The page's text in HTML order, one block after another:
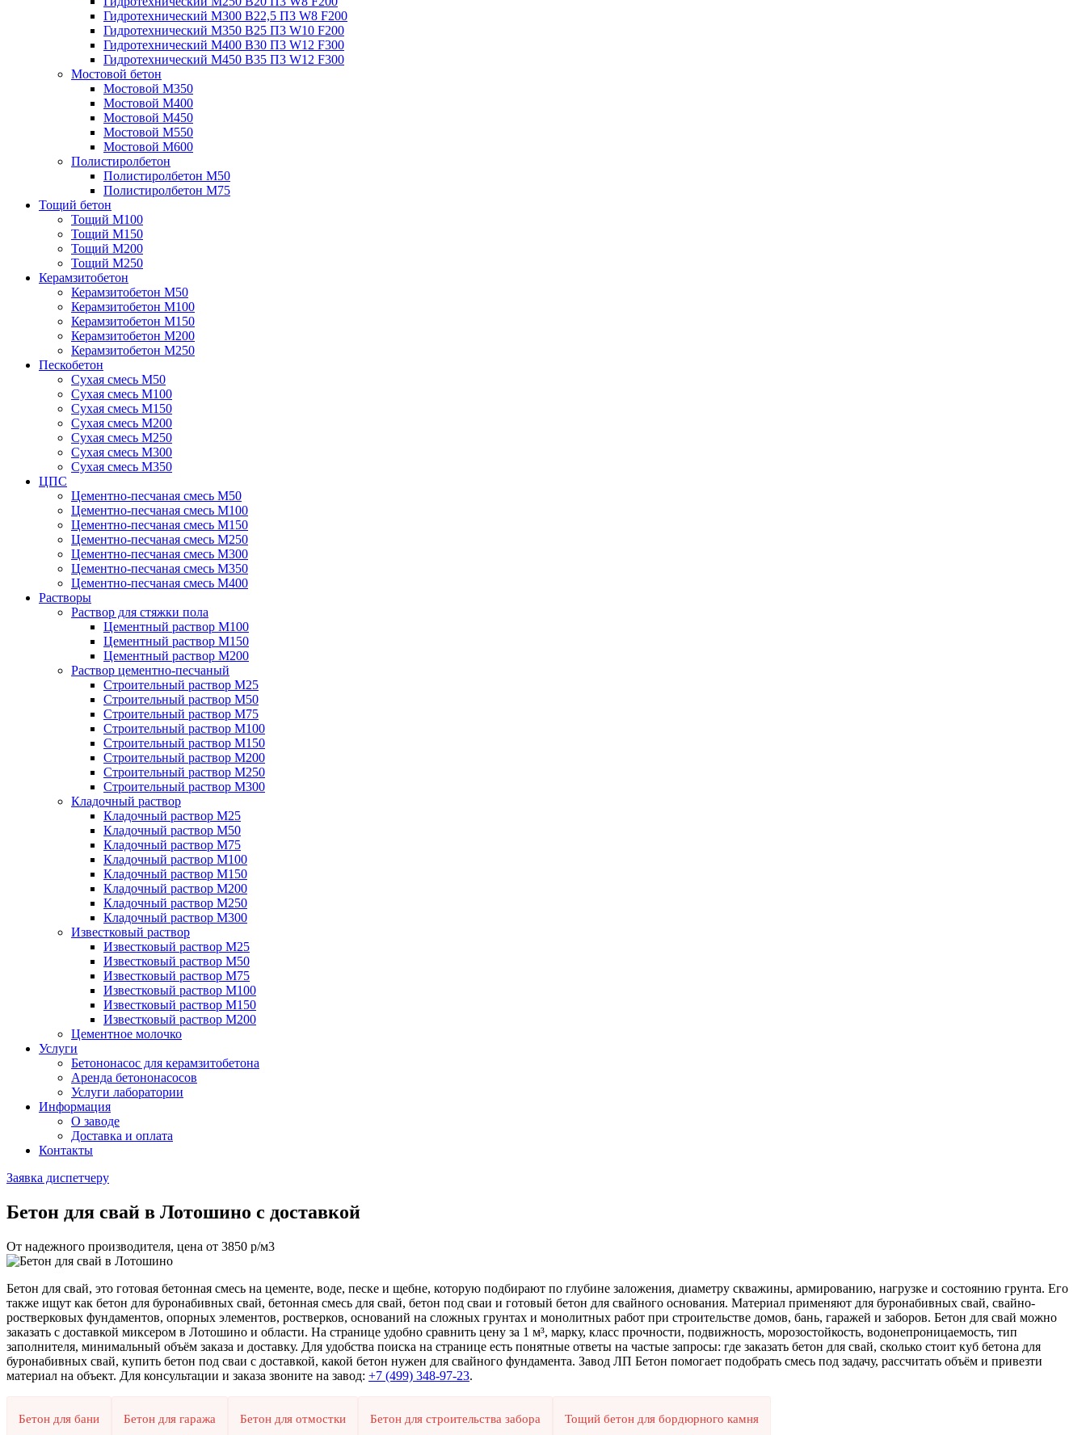
Гидротехнический М300 B22,5 П3 W8 F200
Гидротехнический М350 B25 П3 W10 F200
Гидротехнический М400 B30 П3 W12 F300
Гидротехнический М450 B35 П3 W12 F300
Мостовой бетон
Мостовой М350
Мостовой М400
Мостовой М450
Мостовой М550
Мостовой М600
Полистиролбетон
Полистиролбетон М50
Полистиролбетон М75
Тощий бетон
Тощий М100
Тощий М150
Тощий М200
Тощий М250
Керамзитобетон
Керамзитобетон М50
Керамзитобетон М100
Керамзитобетон М150
Керамзитобетон М200
Керамзитобетон М250
Пескобетон
Сухая смесь М50
Сухая смесь М100
Сухая смесь М150
Сухая смесь М200
Сухая смесь М250
Сухая смесь М300
Сухая смесь М350
ЦПС
Цементно-песчаная смесь М50
Цементно-песчаная смесь М100
Цементно-песчаная смесь М150
Цементно-песчаная смесь М250
Цементно-песчаная смесь М300
Цементно-песчаная смесь М350
Цементно-песчаная смесь М400
Растворы
Раствор для стяжки пола
Цементный раствор М100
Цементный раствор М150
Цементный раствор М200
Раствор цементно-песчаный
Строительный раствор М25
Строительный раствор М50
Строительный раствор М75
Строительный раствор М100
Строительный раствор М150
Строительный раствор М200
Строительный раствор М250
Строительный раствор М300
Кладочный раствор
Кладочный раствор М25
Кладочный раствор М50
Кладочный раствор М75
Кладочный раствор М100
Кладочный раствор М150
Кладочный раствор М200
Кладочный раствор М250
Кладочный раствор М300
Известковый раствор
Известковый раствор М25
Известковый раствор М50
Известковый раствор М75
Известковый раствор М100
Известковый раствор М150
Известковый раствор М200
Цементное молочко
Услуги
Бетононасос для керамзитобетона
Аренда бетононасосов
Услуги лаборатории
Информация
О заводе
Доставка и оплата
Контакты
Заявка диспетчеру
Бетон для свай в Лотошино с доставкой
От надежного производителя, цена от 3850 р/м3
Бетон для свай, это готовая бетонная смесь на цементе, воде, песке и щебне, которую подбирают по глубине заложения, диаметру скважины, армированию, нагрузке и состоянию грунта. Его
также ищут как бетон для буронабивных свай, бетонная смесь для свай, бетон под сваи и готовый бетон для свайного основания. Материал применяют для буронабивных свай, свайно-
ростверковых фундаментов, опорных элементов, ростверков, оснований на сложных грунтах и монолитных работ при строительстве домов, бань, гаражей и заборов. Бетон для свай можно
заказать с доставкой миксером в Лотошино и области. На странице удобно сравнить цену за 1 м³, марку, класс прочности, подвижность, морозостойкость, водонепроницаемость, тип
заполнителя, минимальный объём заказа и доставку. Для удобства поиска на странице есть понятные ответы на частые запросы: где заказать бетон для свай, сколько стоит куб бетона для
буронабивных свай, купить бетон под сваи с доставкой, какой бетон нужен для свайного фундамента. Завод ЛП Бетон помогает подобрать смесь под задачу, рассчитать объём и привезти
материал на объект. Для консультации и заказа звоните на завод: +7 (499) 348-97-23.
Бетон для бани Бетон для гаража Бетон для отмостки Бетон для строительства забора Тощий бетон для бордюрного камня